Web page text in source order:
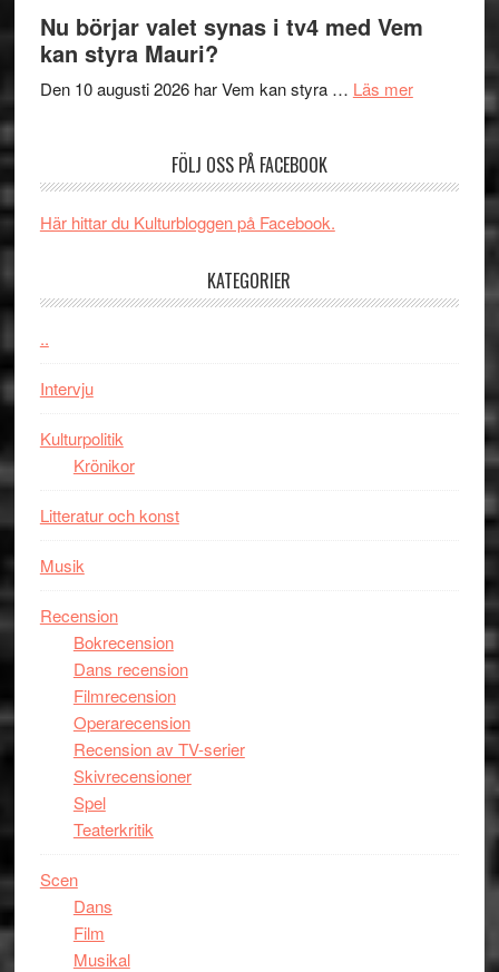
Artipelag
samtal
teater
The
´s
och
Jackie
Nu börjar valet synas i tv4 med Vem
kan styra Mauri?
Den 10 augusti 2026 har Vem kan styra … Läs merom
synas
Vem
FÖLJ OSS PÅ FACEBOOK
Här hittar du Kulturbloggen på Facebook.
KATEGORIER
..
Intervju
Kulturpolitik
Krönikor
Litteratur och konst
Musik
Recension
Bokrecension
Dans recension
Filmrecension
Operarecension
Recension av TV-serier
Skivrecensioner
Spel
Teaterkritik
Scen
Dans
Film
Musikal